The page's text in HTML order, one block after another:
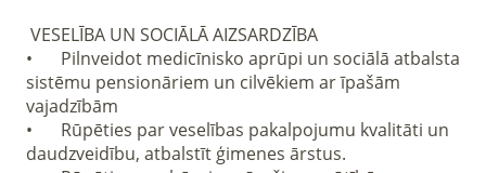
•	Pilnveidot medicīnisko aprūpi un sociālā atbalsta
sistēmu pensionāriem un cilvēkiem ar īpašām
vajadzībām
•	Rūpēties par veselības pakalpojumu kvalitāti un
daudzveidību, atbalstīt ģimenes ārstus.